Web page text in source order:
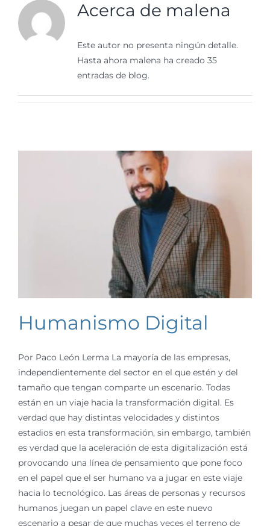
Acerca de malena
Este autor no presenta ningún detalle.
Hasta ahora malena ha creado 35
entradas de blog.
Humanismo Digital
Por Paco León Lerma La mayoría de las empresas,
independientemente del sector en el que estén y del
tamaño que tengan comparte un escenario. Todas
están en un viaje hacia la transformación digital. Es
verdad que hay distintas velocidades y distintos
estadios en esta transformación, sin embargo, también
es verdad que la aceleración de esta digitalización está
provocando una línea de pensamiento que pone foco
en el papel que el ser humano va a jugar en este viaje
hacia lo tecnológico. Las áreas de personas y recursos
humanos juegan un papel clave en este nuevo
escenario a pesar de que muchas veces el terreno de